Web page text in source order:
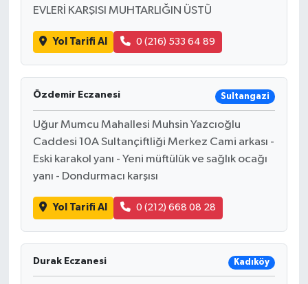
EVLERİ KARŞISI MUHTARLIĞIN ÜSTÜ
Yol Tarifi Al 0 (216) 533 64 89
Özdemir Eczanesi Sultangazi
Uğur Mumcu Mahallesi Muhsin Yazcıoğlu
Caddesi 10A Sultançiftliği Merkez Cami arkası -
Eski karakol yanı - Yeni müftülük ve sağlık ocağı
yanı - Dondurmacı karşısı
Yol Tarifi Al 0 (212) 668 08 28
Durak Eczanesi Kadıköy